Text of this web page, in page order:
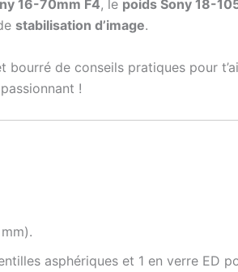
16-70mm F4, le poids Sony 18-
stabilisation d’image.
bourré de conseils pratiques pour
!
asphériques et 1 en verre ED